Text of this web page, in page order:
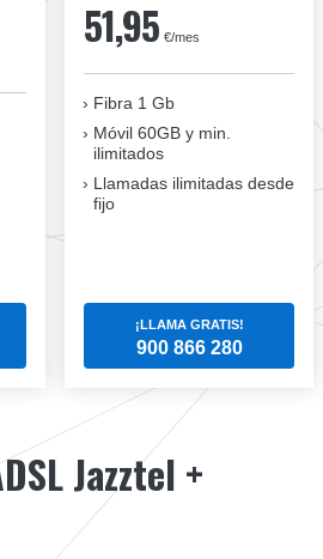
51,95 €/mes
Fibra 1 Gb
Móvil 60GB y min.
ilimitados
Llamadas ilimitadas desde
fijo
¡LLAMA GRATIS!
900 866 280
Jazztel +